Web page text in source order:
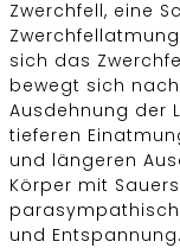
Zwerchfell, eine
sich das
bewegt sich
Ausdehnung der
tieferen
und längeren
Körper mit
und Entspannung.